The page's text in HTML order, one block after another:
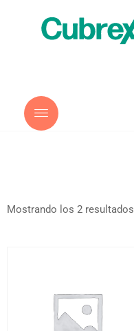
Mostrando los 2 resultados